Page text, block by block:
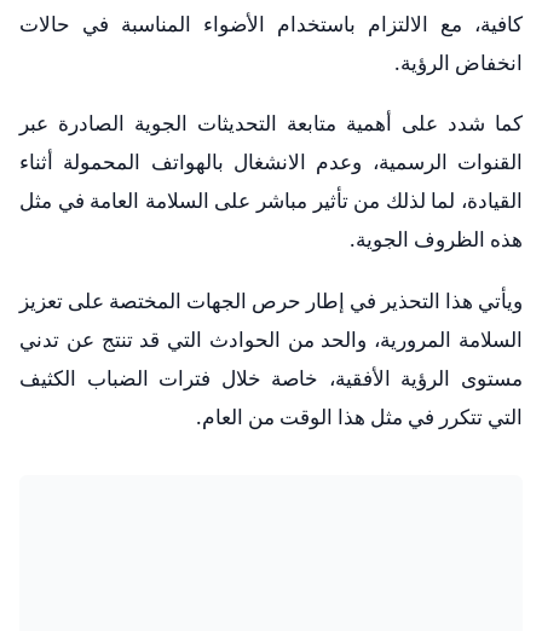
كافية، مع الالتزام باستخدام الأضواء المناسبة في حالات
انخفاض الرؤية.
كما شدد على أهمية متابعة التحديثات الجوية الصادرة عبر
القنوات الرسمية، وعدم الانشغال بالهواتف المحمولة أثناء
القيادة، لما لذلك من تأثير مباشر على السلامة العامة في مثل
هذه الظروف الجوية.
ويأتي هذا التحذير في إطار حرص الجهات المختصة على تعزيز
السلامة المرورية، والحد من الحوادث التي قد تنتج عن تدني
مستوى الرؤية الأفقية، خاصة خلال فترات الضباب الكثيف
التي تتكرر في مثل هذا الوقت من العام.